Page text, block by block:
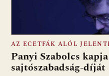
AZ ECETFÁK ALÓL
Panyi Szabolcs
sajtószabadság-díját